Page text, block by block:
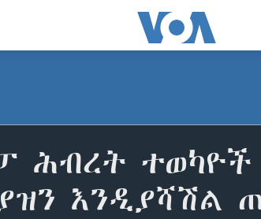
ሕብረት
እንዲያሻሽል